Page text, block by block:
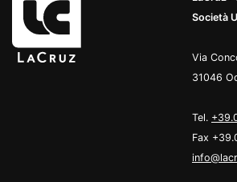
Società
Via
31046
Tel.
Fax